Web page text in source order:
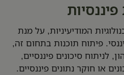
המודיעיניות, על מנת
פיתוח תוכנות בתחום זה,
לניתוח סיכונים פיננסיים,
או חוקר נתונים פיננסיים.